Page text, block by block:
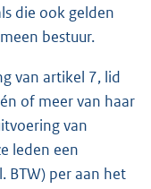
die ook gelden
bestuur.
van artikel 7, lid
of meer van haar
van
leden een
BTW) per aan het